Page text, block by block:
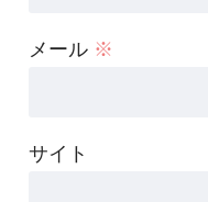
メール ※
サイト